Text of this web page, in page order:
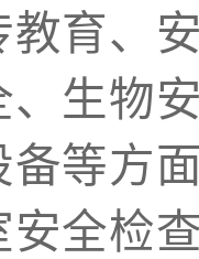
教育、
生物
备等方
全检